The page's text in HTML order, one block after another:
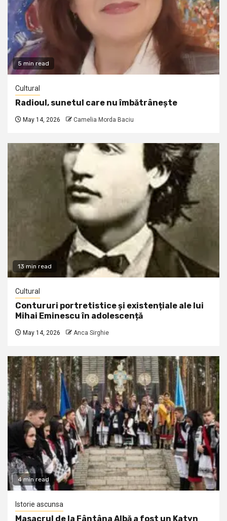
5 min read
Cultural
Radioul, sunetul care nu îmbătrânește
May 14, 2026 Camelia Morda Baciu
13 min read
Cultural
Contururi portretistice și existențiale ale lui
Mihai Eminescu în adolescență
May 14, 2026 Anca Sirghie
4 min read
Istorie ascunsa
Masacrul de la Fântâna Albă a fost un Katyn